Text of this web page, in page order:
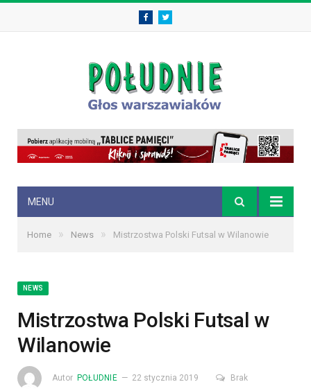
FacebookTwitter
MENU
Home » News » Mistrzostwa Polski Futsal w Wilanowie
NEWS
Mistrzostwa Polski Futsal w
Wilanowie
Autor POŁUDNIE 22 stycznia 2019
Brak